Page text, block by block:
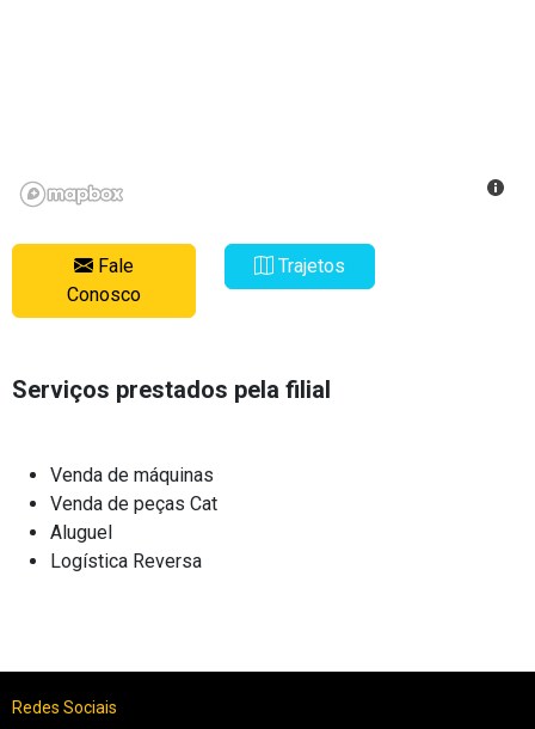
Fale
Conosco
Trajetos
Serviços prestados pela filial
Venda de máquinas
Venda de peças Cat
Aluguel
Logística Reversa
Redes Sociais